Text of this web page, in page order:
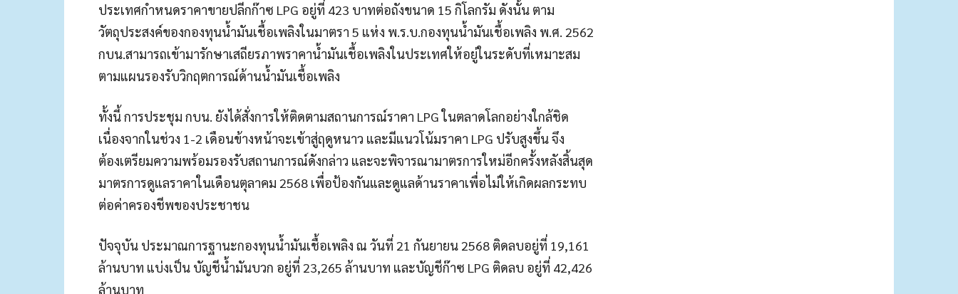
ประเทศกำหนดราคาขายปลีกก๊าซ LPG อยู่ที่ 423 บาทต่อถังขนาด 15 กิโลกรัม ดังนั้น ตาม
วัตถุประสงค์ของกองทุนน้ำมันเชื้อเพลิงในมาตรา 5 แห่ง พ.ร.บ.กองทุนน้ำมันเชื้อเพลิง พ.ศ. 2562
กบน.สามารถเข้ามารักษาเสถียรภาพราคาน้ำมันเชื้อเพลิงในประเทศให้อยู่ในระดับที่เหมาะสม
ตามแผนรองรับวิกฤตการณ์ด้านน้ำมันเชื้อเพลิง
ทั้งนี้ การประชุม กบน. ยังได้สั่งการให้ติดตามสถานการณ์ราคา LPG ในตลาดโลกอย่างใกล้ชิด
เนื่องจากในช่วง 1-2 เดือนข้างหน้าจะเข้าสู่ฤดูหนาว และมีแนวโน้มราคา LPG ปรับสูงขึ้น จึง
ต้องเตรียมความพร้อมรองรับสถานการณ์ดังกล่าว และจะพิจารณามาตรการใหม่อีกครั้งหลังสิ้นสุด
มาตรการดูแลราคาในเดือนตุลาคม 2568 เพื่อป้องกันและดูแลด้านราคาเพื่อไม่ให้เกิดผลกระทบ
ต่อค่าครองชีพของประชาชน
ปัจจุบัน ประมาณการฐานะกองทุนน้ำมันเชื้อเพลิง ณ วันที่ 21 กันยายน 2568 ติดลบอยู่ที่ 19,161
ล้านบาท แบ่งเป็น บัญชีน้ำมันบวก อยู่ที่ 23,265 ล้านบาท และบัญชีก๊าซ LPG ติดลบ อยู่ที่ 42,426
ล้านบาท